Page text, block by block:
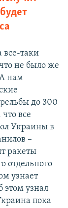
все-таки
не было же
нам
до 300
все
Украины в
–
ракеты
отдельного
узнает
этом узнал
пока